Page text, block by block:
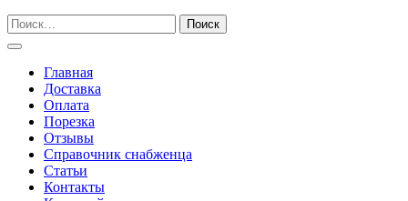
Главная
Доставка
Оплата
Порезка
Отзывы
Справочник снабженца
Статьи
Контакты